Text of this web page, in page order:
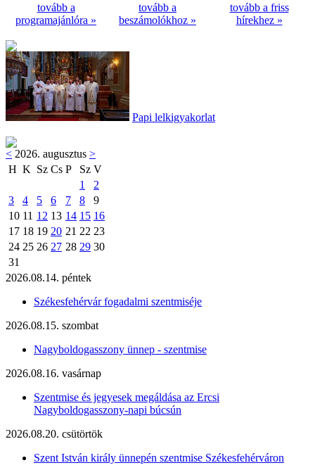
tovább a
programajánlóra »
tovább a
beszámolókhoz »
tovább a friss
hírekhez »
Papi lelkigyakorlat
< 2026. augusztus >
H K Sz Cs P Sz V
1
2
3
4 5 6 7 8
9
10 11 12 13 14 15 16
17 18 19 20 21 22 23
24 25 26 27 28 29 30
31
2026.08.14. péntek
Székesfehérvár fogadalmi szentmiséje
2026.08.15. szombat
Nagyboldogasszony ünnep - szentmise
2026.08.16. vasárnap
Szentmise és jegyesek megáldása az Ercsi
Nagyboldogasszony-napi búcsún
2026.08.20. csütörtök
Szent István király ünnepén szentmise Székesfehérváron